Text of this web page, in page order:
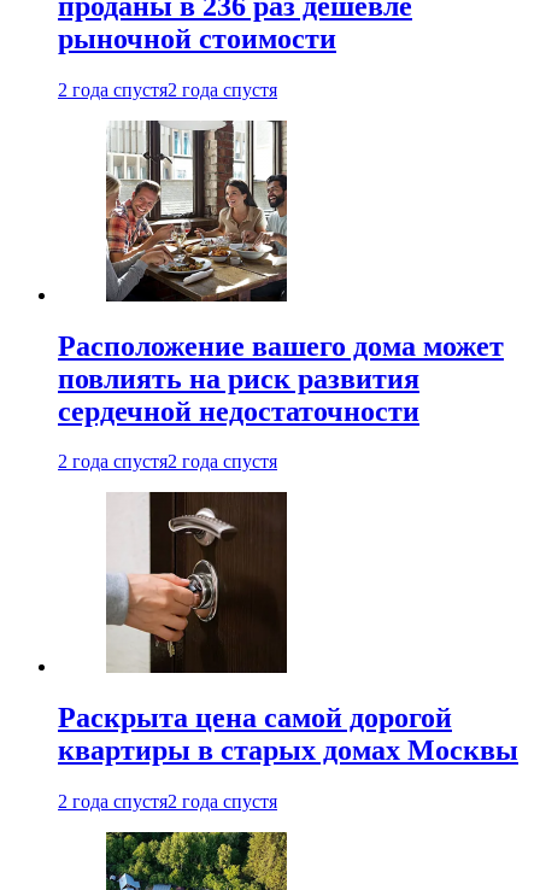
рыночной стоимости
2 года спустя2 года спустя
Расположение вашего дома может
повлиять на риск развития
сердечной недостаточности
2 года спустя2 года спустя
Раскрыта цена самой дорогой
квартиры в старых домах Москвы
2 года спустя2 года спустя